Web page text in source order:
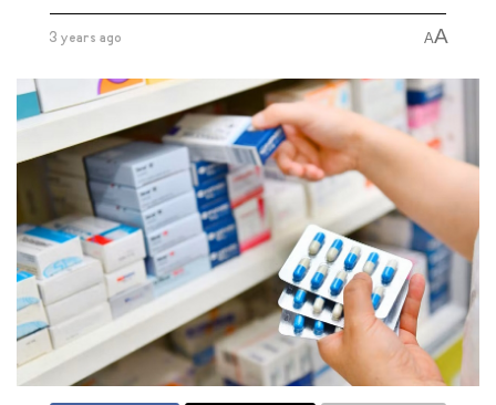
3 years ago AA